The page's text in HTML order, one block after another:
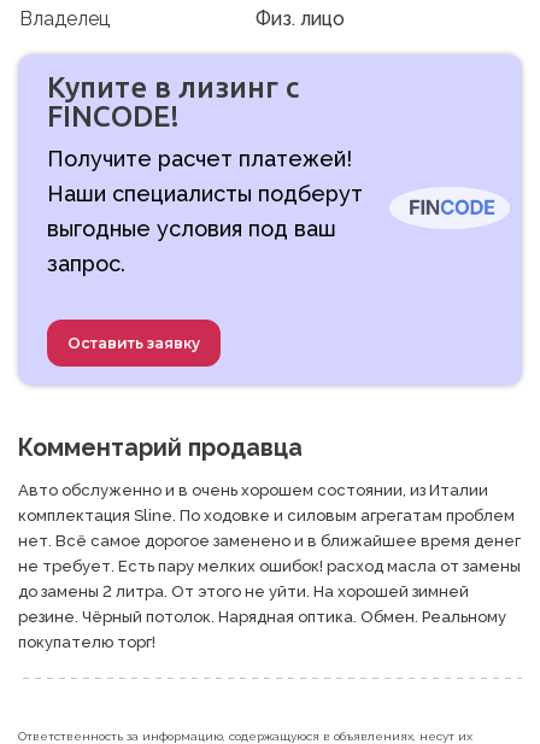
Владелец
Физ. лицо
Купите в лизинг с
FINCODE!
Получите расчет платежей!
Наши специалисты подберут
выгодные условия под ваш
запрос.
Оставить заявку
Комментарий продавца
Авто обслуженно и в очень хорошем состоянии, из Италии
комплектация Sline. По ходовке и силовым агрегатам проблем
нет. Всё самое дорогое заменено и в ближайшее время денег
не требует. Есть пару мелких ошибок! расход масла от замены
до замены 2 литра. От этого не уйти. На хорошей зимней
резине. Чёрный потолок. Нарядная оптика. Обмен. Реальному
покупателю торг!
Ответственность за информацию, содержащуюся в объявлениях, несут их